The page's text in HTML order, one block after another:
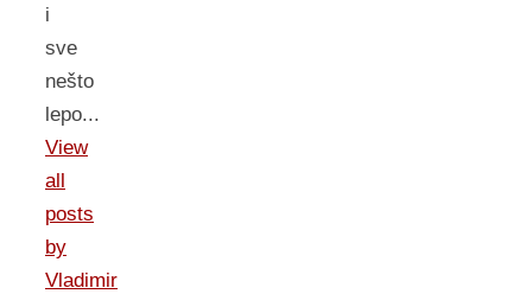
i
sve
nešto
lepo...
View
all
posts
by
Vladimir